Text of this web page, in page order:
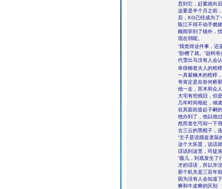
意到它，赶紧就向
这要是半个月之前
后，KG已经成为了
陈江不得不动手燃
顾雨菲到了镇外，
现在弱呢。
“我觉得这件事，还
“卧槽了就。”赵柯
代雪出马没有人会
幸得柳老夫人的棺
一具紫楠木的棺椁
爷肯定是在奈何桥
他一走，苏木和众
大宅有些残旧，但
几年时间相处，倾
在其面前提起子嗣
他办到了，他以他
然而老乞丐却一下
古三云的黑棍子，
“主子是说猫捉老鼠
这个大坏蛋，说话
话说到这里，司徒
“薇儿，到底发生了
才的话语，所以并
那个机关是三百年
因为没有人会知道
癣和牛皮癣的区别